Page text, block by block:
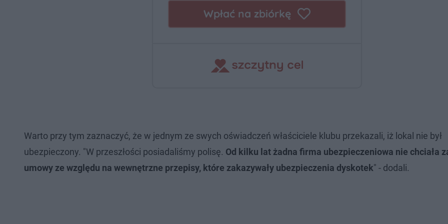
Warto przy tym zaznaczyć, że w jednym ze swych oświadczeń właściciele klubu przekazali, iż lokal nie był
ubezpieczony. "W przeszłości posiadaliśmy polisę. Od kilku lat żadna firma ubezpieczeniowa nie chciała
umowy ze względu na wewnętrzne przepisy, które zakazywały ubezpieczenia dyskotek" - dodali.